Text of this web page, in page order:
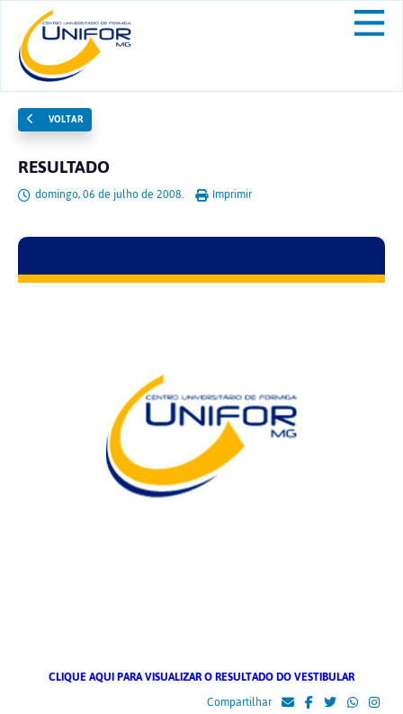
VOLTAR
RESULTADO
domingo, 06 de julho de 2008. Imprimir
CLIQUE AQUI PARA VISUALIZAR O RESULTADO DO VESTIBULAR
Compartilhar